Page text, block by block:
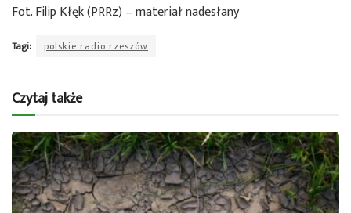
Fot. Filip Kłęk (PRRz) – materiał nadesłany
Tagi: polskie radio rzeszów
Czytaj także